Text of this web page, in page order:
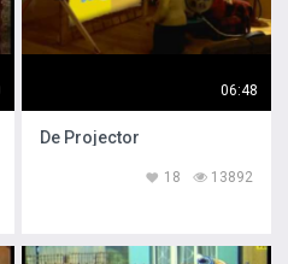
06:48
De Projector
13892
18